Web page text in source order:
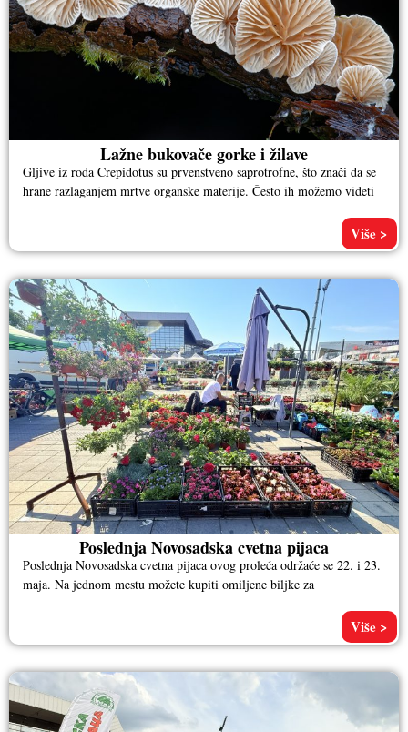
Lažne bukovače gorke i žilave
Gljive iz roda Crepidotus su prvenstveno saprotrofne, što znači da se
hrane razlaganjem mrtve organske materije. Često ih možemo videti
Više >
Poslednja Novosadska cvetna pijaca
Poslednja Novosadska cvetna pijaca ovog proleća održaće se 22. i 23.
maja. Na jednom mestu možete kupiti omiljene biljke za
Više >